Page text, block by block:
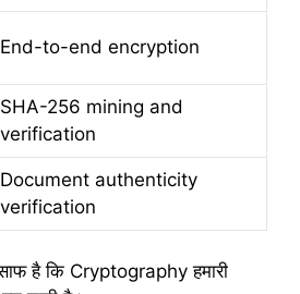
End-to-end encryption
SHA-256 mining and
verification
Document authenticity
verification
है कि Cryptography हमारी